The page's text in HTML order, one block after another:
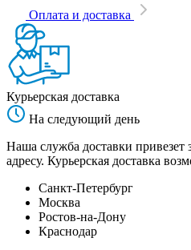
Оплата и доставка
Курьерская доставка
На следующий день
Наша служба доставки привезет
адресу. Курьерская доставка
Санкт-Петербург
Москва
Ростов-на-Дону
Краснодар